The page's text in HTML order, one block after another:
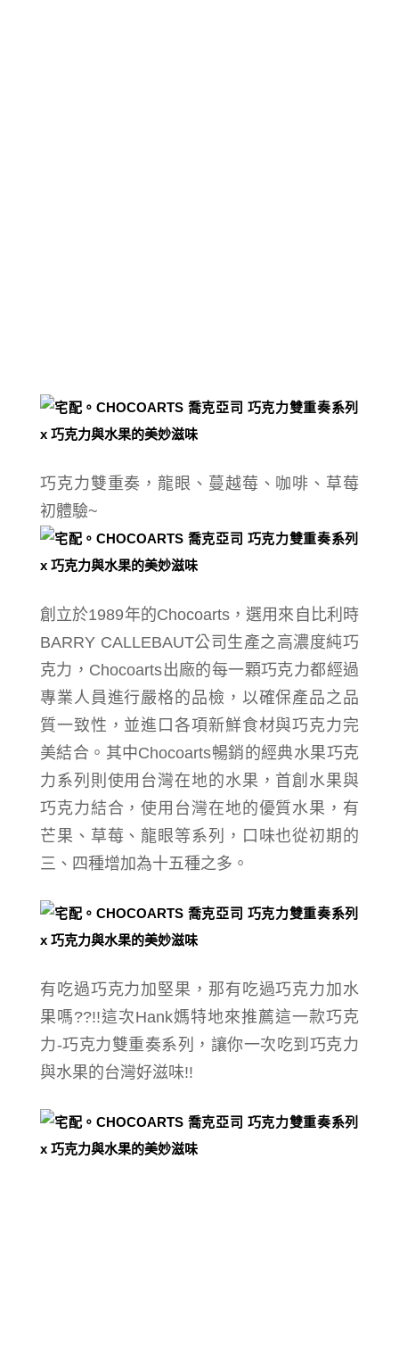
巧克力雙重奏，龍眼、蔓越莓、咖啡、草莓
初體驗~
創立於1989年的Chocoarts，選用來自比利時
BARRY CALLEBAUT公司生產之高濃度純巧
克力， Chocoarts出廠的每一顆巧克力都經過
專業人員進行嚴格的品檢，以確保產品之品
質一致性， 並進口各項新鮮食材與巧克力完
美結合 。其中Chocoarts暢銷的經典水果巧克
力系列則使用台灣在地的水果， 首創水果與
巧克力結合，使用台灣在地的優質水果，有
芒果、草莓、龍眼等系列， 口味也從初期的
三、四種增加為十五種之多。
有吃過巧克力加堅果，那有吃過巧克力加水
果嗎??!!這次Hank媽特地來推薦這一款巧克
力-巧克力雙重奏系列，讓你一次吃到巧克力
與水果的台灣好滋味!!